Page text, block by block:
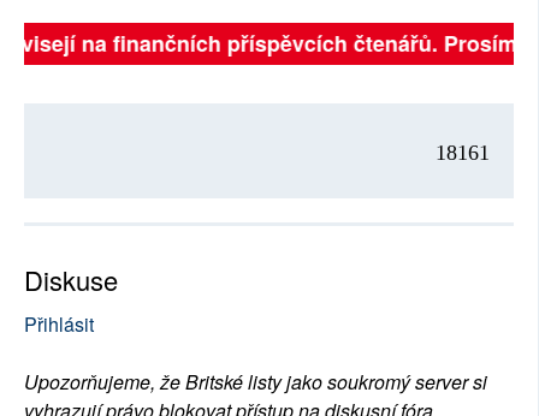
na finančních příspěvcích čtenářů. Prosíme,
18161
Diskuse
Přihlásit
Upozorňujeme, že Britské listy jako soukromý server si